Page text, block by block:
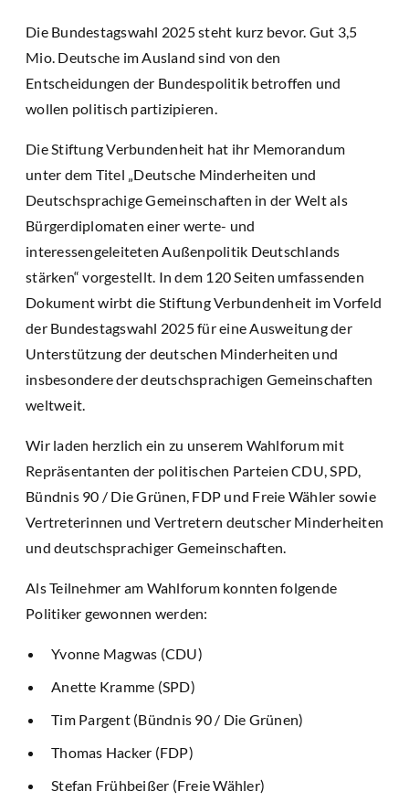
Die Bundestagswahl 2025 steht kurz bevor. Gut 3,5
Mio. Deutsche im Ausland sind von den
Entscheidungen der Bundespolitik betroffen und
wollen politisch partizipieren.
Die Stiftung Verbundenheit hat ihr Memorandum
unter dem Titel „Deutsche Minderheiten und
Deutschsprachige Gemeinschaften in der Welt als
Bürgerdiplomaten einer werte- und
interessengeleiteten Außenpolitik Deutschlands
stärken“ vorgestellt. In dem 120 Seiten umfassenden
Dokument wirbt die Stiftung Verbundenheit im Vorfeld
der Bundestagswahl 2025 für eine Ausweitung der
Unterstützung der deutschen Minderheiten und
insbesondere der deutschsprachigen Gemeinschaften
weltweit.
Wir laden herzlich ein zu unserem Wahlforum mit
Repräsentanten der politischen Parteien CDU, SPD,
Bündnis 90 / Die Grünen, FDP und Freie Wähler sowie
Vertreterinnen und Vertretern deutscher Minderheiten
und deutschsprachiger Gemeinschaften.
Als Teilnehmer am Wahlforum konnten folgende
Politiker gewonnen werden:
Yvonne Magwas (CDU)
Anette Kramme (SPD)
Tim Pargent (Bündnis 90 / Die Grünen)
Thomas Hacker (FDP)
Stefan Frühbeißer (Freie Wähler)